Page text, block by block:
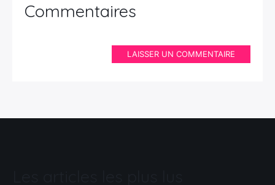
Commentaires
LAISSER UN COMMENTAIRE